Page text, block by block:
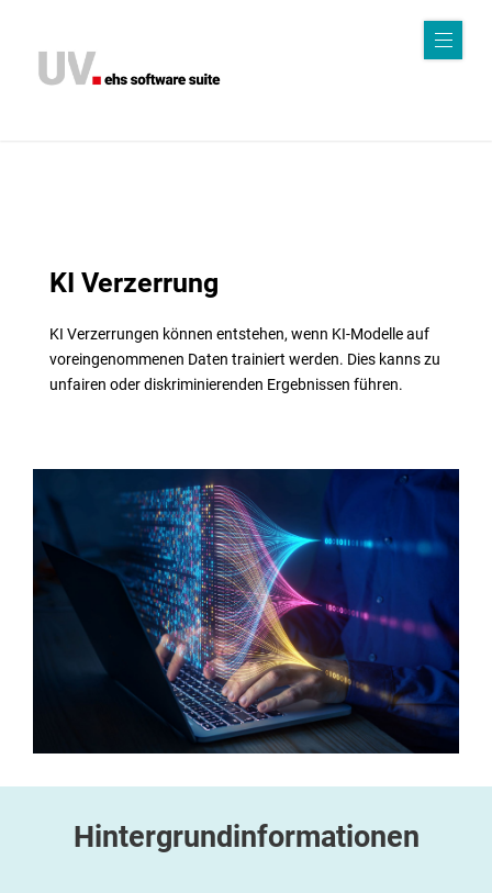
KI Verzerrung
KI Verzerrungen können entstehen, wenn KI-Modelle auf
voreingenommenen Daten trainiert werden. Dies kanns zu
unfairen oder diskriminierenden Ergebnissen führen.
Hintergrundinformationen
Kri
nag
rni